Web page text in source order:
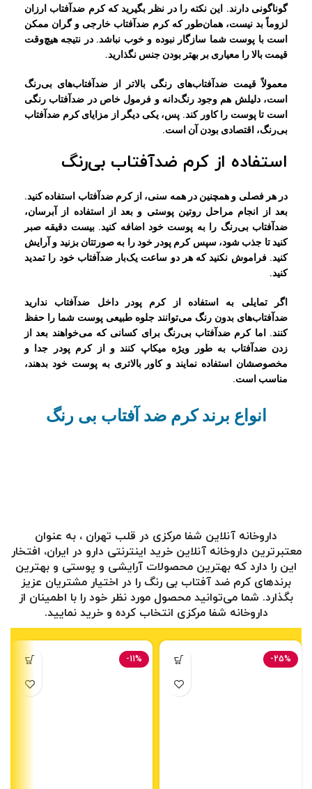
گوناگونی دارند. این نکته را در نظر بگیرید که کرم ضدآفتاب ارزان
لزوماً بد نیست، همان‌طور که کرم ضدآفتاب خارجی و گران ممکن
است با پوست شما سازگار نبوده و خوب نباشد. در نتیجه هیچ‌وقت
قیمت بالا را معیاری بر بهتر بودن جنس نگذارید.
معمولاً قیمت ضدآفتاب‌های رنگی بالاتر از ضدآفتاب‌های بی‌رنگ
است، دلیلش هم وجود رنگ‌دانه و فرمول خاص در ضدآفتاب رنگی
است تا پوست را کاور کند. پس، یکی دیگر از مزایای کرم ضدآفتاب
بی‌رنگ، اقتصادی بودن آن است.
استفاده از کرم ضدآفتاب بی‌رنگ
در هر فصلی و همچنین در همه سنی، از کرم ضدآفتاب استفاده کنید.
بعد از انجام مراحل روتین پوستی و بعد از استفاده از آبرسان،
ضدآفتاب بی‌رنگ را به پوست خود اضافه کنید. بیست دقیقه صبر
کنید تا جذب شود، سپس کرم پودر خود را به صورتتان بزنید و آرایش
کنید. فراموش نکنید که هر دو ساعت یک‌بار ضدآفتاب خود را تمدید
کنید.
اگر تمایلی به استفاده از کرم پودر داخل ضدآفتاب ندارید
ضدآفتاب‌های بدون رنگ می‌توانند جلوه طبیعی پوست شما را حفظ
کنند. اما کرم ضدآفتاب بی‌رنگ برای کسانی که می‌خواهند بعد از
زدن ضدآفتاب به طور ویژه میکاپ کنند و از کرم پودر جدا و
مخصوصشان استفاده نمایند و کاور بالاتری به پوست خود بدهند،
مناسب است.
انواع برند کرم ضد آفتاب بی رنگ
داروخانه آنلاین شفا مرکزی در قلب تهران ، به عنوان
معتبرترین داروخانه آنلاین خرید اینترنتی دارو در ایران، افتخار
این را دارد که بهترین محصولات آرایشی و پوستی و بهترین
برندهای کرم ضد آفتاب بی رنگ را در اختیار مشتریان عزیز
بگذارد. شما می‌توانید محصول مورد نظر خود را با اطمینان از
داروخانه شفا مرکزی انتخاب کرده و خرید نمایید.
-25%
-11%